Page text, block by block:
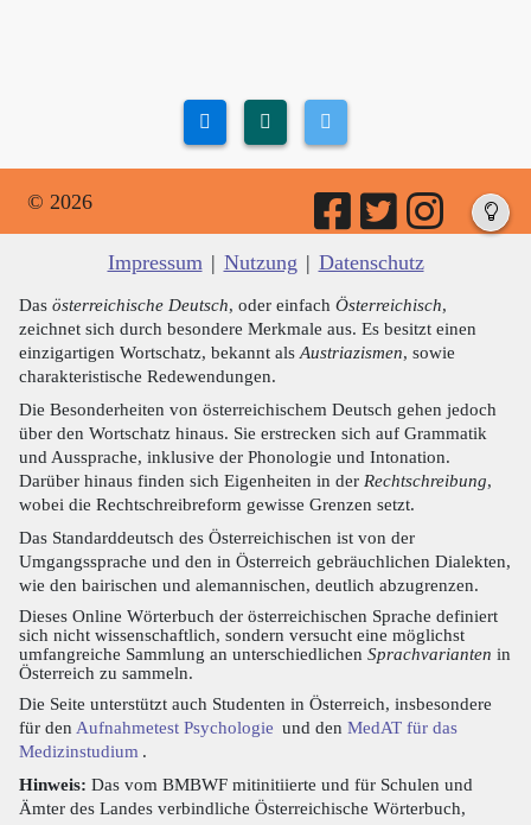
© 2026
Impressum | Nutzung | Datenschutz
Das österreichische Deutsch, oder einfach Österreichisch,
zeichnet sich durch besondere Merkmale aus. Es besitzt einen
einzigartigen Wortschatz, bekannt als Austriazismen, sowie
charakteristische Redewendungen.
Die Besonderheiten von österreichischem Deutsch gehen jedoch
über den Wortschatz hinaus. Sie erstrecken sich auf Grammatik
und Aussprache, inklusive der Phonologie und Intonation.
Darüber hinaus finden sich Eigenheiten in der Rechtschreibung,
wobei die Rechtschreibreform gewisse Grenzen setzt.
Das Standarddeutsch des Österreichischen ist von der
Umgangssprache und den in Österreich gebräuchlichen Dialekten,
wie den bairischen und alemannischen, deutlich abzugrenzen.
Dieses Online Wörterbuch der österreichischen Sprache definiert
sich nicht wissenschaftlich, sondern versucht eine möglichst
umfangreiche Sammlung an unterschiedlichen Sprachvarianten in
Österreich zu sammeln.
Die Seite unterstützt auch Studenten in Österreich, insbesondere
für den Aufnahmetest Psychologie und den MedAT für das
Medizinstudium .
Hinweis: Das vom BMBWF mitinitiierte und für Schulen und
Ämter des Landes verbindliche Österreichische Wörterbuch,